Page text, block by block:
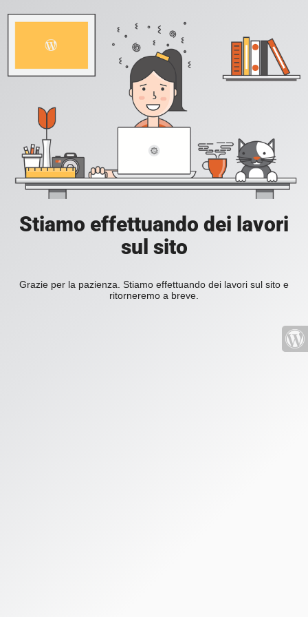
Stiamo effettuando dei lavori
sul sito
Grazie per la pazienza. Stiamo effettuando dei lavori sul sito e
ritorneremo a breve.